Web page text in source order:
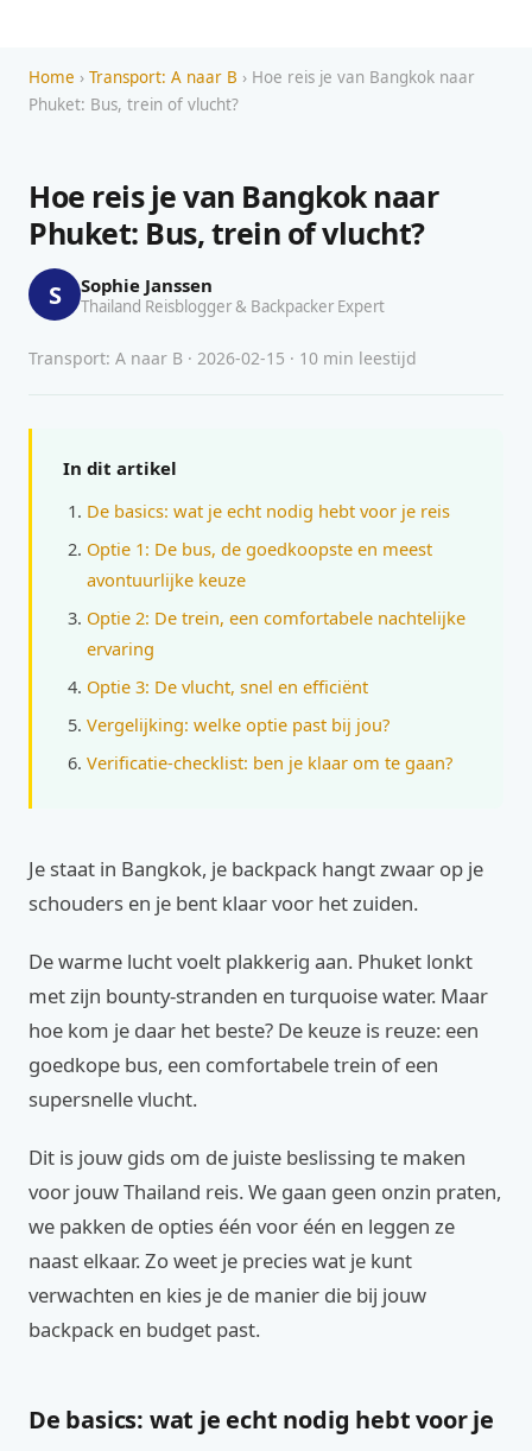
Home › Transport: A naar B › Hoe reis je van Bangkok naar
Phuket: Bus, trein of vlucht?
Hoe reis je van Bangkok naar
Phuket: Bus, trein of vlucht?
S Sophie Janssen
Thailand Reisblogger & Backpacker Expert
Transport: A naar B · 2026-02-15 · 10 min leestijd
In dit artikel
De basics: wat je echt nodig hebt voor je reis
Optie 1: De bus, de goedkoopste en meest
avontuurlijke keuze
Optie 2: De trein, een comfortabele nachtelijke
ervaring
Optie 3: De vlucht, snel en efficiënt
Vergelijking: welke optie past bij jou?
Verificatie-checklist: ben je klaar om te gaan?
Je staat in Bangkok, je backpack hangt zwaar op je
schouders en je bent klaar voor het zuiden.
De warme lucht voelt plakkerig aan. Phuket lonkt
met zijn bounty-stranden en turquoise water. Maar
hoe kom je daar het beste? De keuze is reuze: een
goedkope bus, een comfortabele trein of een
supersnelle vlucht.
Dit is jouw gids om de juiste beslissing te maken
voor jouw Thailand reis. We gaan geen onzin praten,
we pakken de opties één voor één en leggen ze
naast elkaar. Zo weet je precies wat je kunt
verwachten en kies je de manier die bij jouw
backpack en budget past.
De basics: wat je echt nodig hebt voor je